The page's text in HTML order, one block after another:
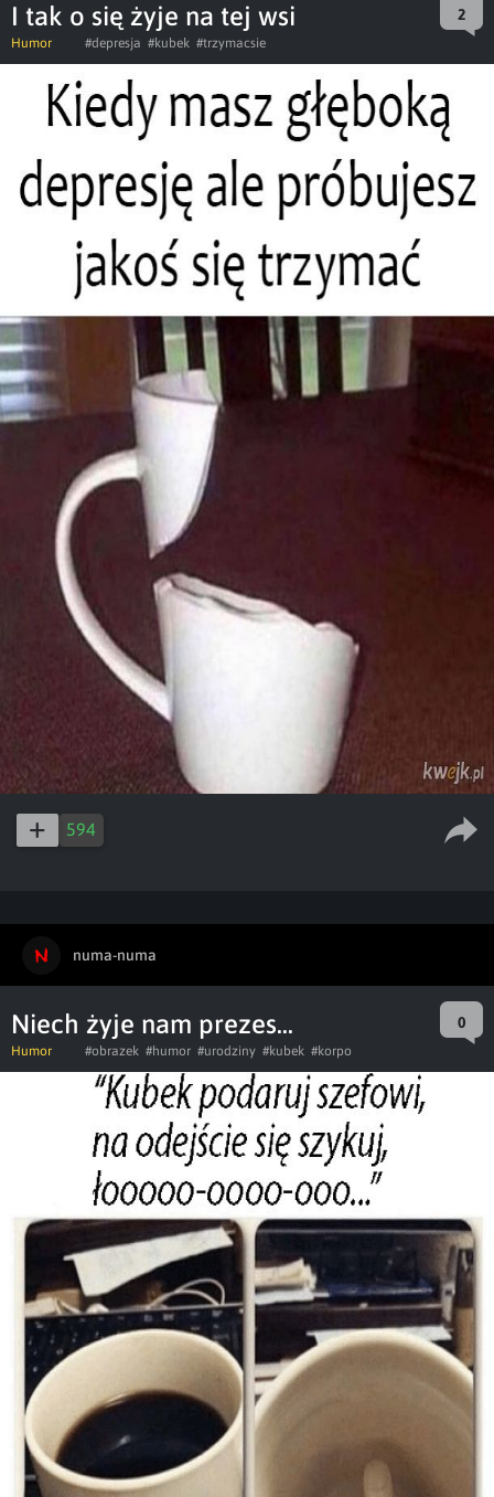
I tak o się żyje na tej wsi 2
Humor #depresja #kubek #trzymacsie
594
numa-numa
Niech żyje nam prezes... 0
Humor #obrazek #humor #urodziny #kubek #korpo